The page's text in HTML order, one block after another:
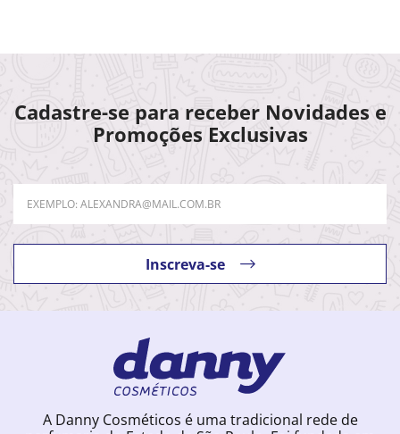
Cadastre-se para receber Novidades e
Promoções Exclusivas
Inscreva-se
A Danny Cosméticos é uma tradicional rede de